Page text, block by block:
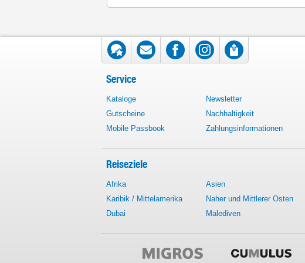
Service
Kataloge Newsletter
Gutscheine
Nachhaltigkeit
Mobile Passbook
Zahlungsinformationen
Reiseziele
Afrika Asien
Karibik / Mittelamerika
Naher und Mittlerer Osten
Dubai
Malediven